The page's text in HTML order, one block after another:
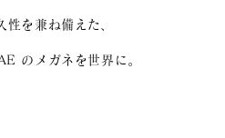
性を兼ね備えた、
のメガネを世界に。